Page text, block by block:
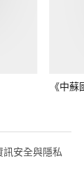
《中
安全與隱私